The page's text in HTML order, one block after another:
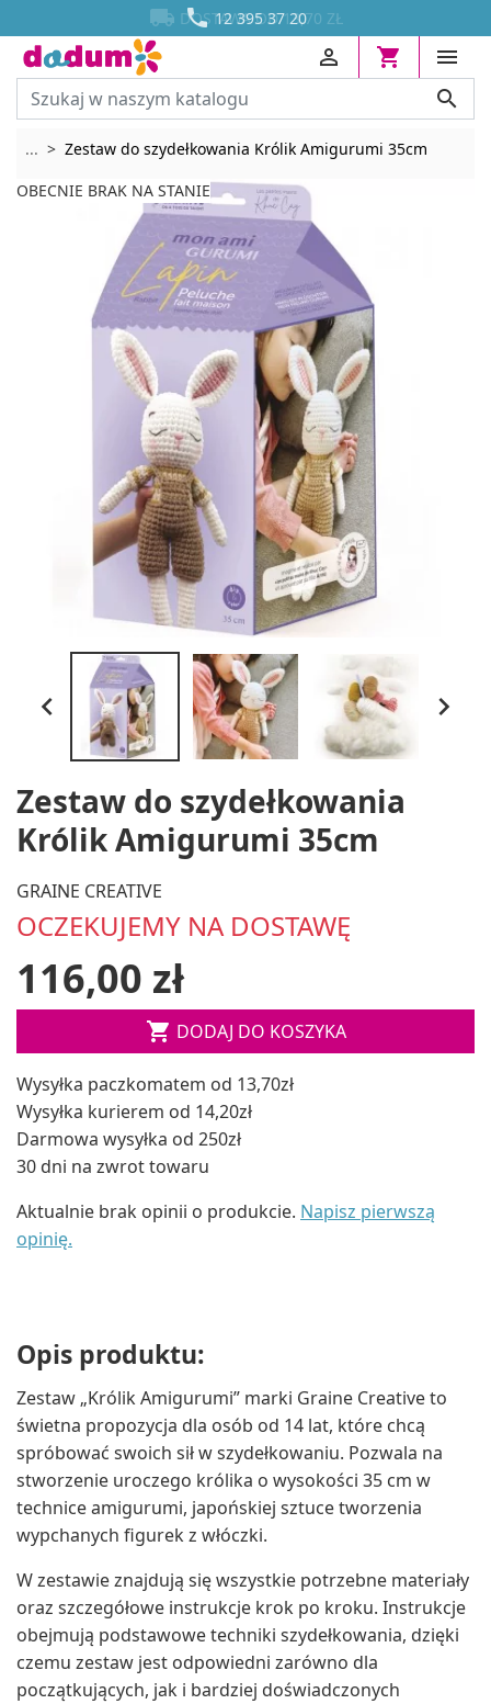
 12 395 37 20
 DOSTAWA OD 13,70 ZŁ






... Rozwiń breadcrumbs
Zestaw do szydełkowania Królik Amigurumi 35cm
OBECNIE BRAK NA STANIE
 
Zestaw do szydełkowania
Królik Amigurumi 35cm
GRAINE CREATIVE
OCZEKUJEMY NA DOSTAWĘ
116,00 zł
 DODAJ DO KOSZYKA
Wysyłka paczkomatem od 13,70zł
Wysyłka kurierem od 14,20zł
Darmowa wysyłka od 250zł
30 dni na zwrot towaru
Aktualnie brak opinii o produkcie. Napisz pierwszą
opinię.
Opis produktu:
Zestaw „Królik Amigurumi” marki Graine Creative to
świetna propozycja dla osób od 14 lat, które chcą
spróbować swoich sił w szydełkowaniu. Pozwala na
stworzenie uroczego królika o wysokości 35 cm w
technice amigurumi, japońskiej sztuce tworzenia
wypchanych figurek z włóczki.
W zestawie znajdują się wszystkie potrzebne materiały
oraz szczegółowe instrukcje krok po kroku. Instrukcje
obejmują podstawowe techniki szydełkowania, dzięki
czemu zestaw jest odpowiedni zarówno dla
początkujących, jak i bardziej doświadczonych